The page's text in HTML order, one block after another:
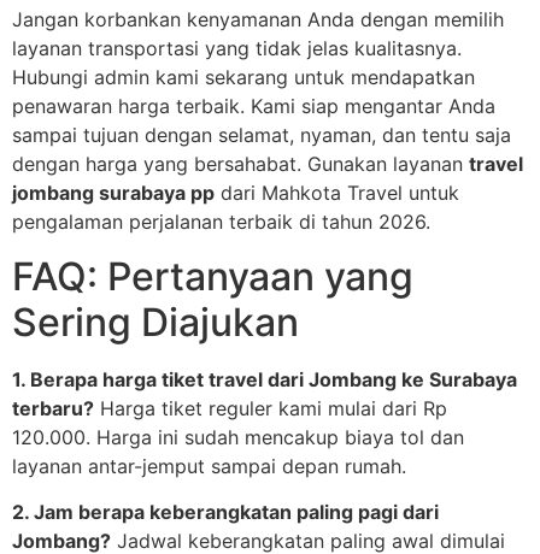
Jangan korbankan kenyamanan Anda dengan memilih
layanan transportasi yang tidak jelas kualitasnya.
Hubungi admin kami sekarang untuk mendapatkan
penawaran harga terbaik. Kami siap mengantar Anda
sampai tujuan dengan selamat, nyaman, dan tentu saja
dengan harga yang bersahabat. Gunakan layanan travel
jombang surabaya pp dari Mahkota Travel untuk
pengalaman perjalanan terbaik di tahun 2026.
FAQ: Pertanyaan yang
Sering Diajukan
1. Berapa harga tiket travel dari Jombang ke Surabaya
terbaru? Harga tiket reguler kami mulai dari Rp
120.000. Harga ini sudah mencakup biaya tol dan
layanan antar-jemput sampai depan rumah.
2. Jam berapa keberangkatan paling pagi dari
Jombang? Jadwal keberangkatan paling awal dimulai